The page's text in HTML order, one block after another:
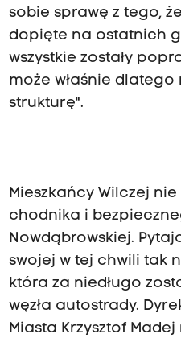
sobie sprawę z tego,
dopięte na ostatnich
wszystkie zostały
może właśnie
strukturę".
Mieszkańcy Wilczej
chodnika i
Nowdąbrowskiej.
swojej w tej chwili tak
która za niedługo
węzła autostrady.
Miasta Krzysztof